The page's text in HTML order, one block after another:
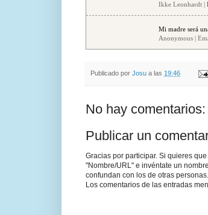
Ikke Leonhardt |
Mi madre será
Anonymous |
Publicado por Josu a las 19:46
No hay comentarios:
Publicar un
Gracias por participar. Si quieres
"Nombre/URL" e invéntate un
confundan con los de otras personas.
Los comentarios de las entradas